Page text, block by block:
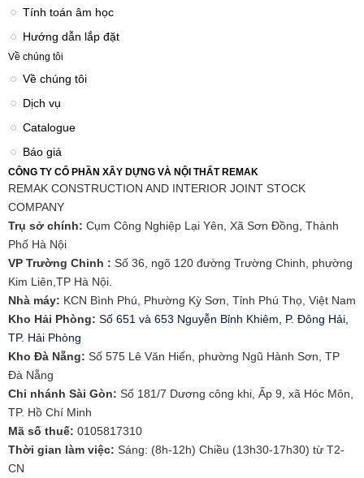
Tính toán âm học
Hướng dẫn lắp đặt
Về chúng tôi
Về chúng tôi
Dịch vụ
Catalogue
Báo giá
CÔNG TY CỔ PHẦN XÂY DỰNG VÀ NỘI THẤT REMAK
REMAK CONSTRUCTION AND INTERIOR JOINT STOCK
COMPANY
Trụ sở chính: Cụm Công Nghiệp Lại Yên, Xã Sơn Đồng, Thành
Phố Hà Nội
VP Trường Chinh : Số 36, ngõ 120 đường Trường Chinh, phường
Kim Liên,TP Hà Nội.
Nhà máy: KCN Bình Phú, Phường Kỳ Sơn, Tỉnh Phú Thọ, Việt Nam
Kho Hải Phòng: Số 651 và 653 Nguyễn Bỉnh Khiêm, P. Đông Hải,
TP. Hải Phòng
​Kho Đà Nẵng: Số 575 Lê Văn Hiến, phường Ngũ Hành Sơn, TP
Đà Nẵng
Chi nhánh Sài Gòn: Số 181/7 Dương công khi, Ấp 9, xã Hóc Môn,
TP. Hồ Chí Minh
Mã số thuế: 0105817310​
Thời gian làm việc: Sáng: (8h-12h) Chiều (13h30-17h30) từ T2-
CN